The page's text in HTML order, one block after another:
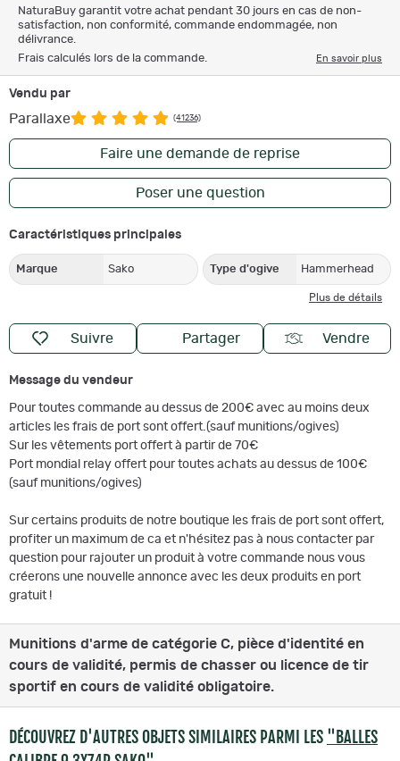
NaturaBuy garantit votre achat pendant 30 jours en cas de non-
satisfaction, non conformité, commande endommagée, non
délivrance.
Frais calculés lors de la commande.
En savoir plus
Vendu par
Parallaxe (41236)
Faire une demande de reprise
Poser une question
Caractéristiques principales
Marque Sako Type d'ogive Hammerhead
Plus de détails
Suivre Partager Vendre
Message du vendeur
Pour toutes commande au dessus de 200€ avec au moins deux
articles les frais de port sont offert.(sauf munitions/ogives)
Sur les vêtements port offert à partir de 70€
Port mondial relay offert pour toutes achats au dessus de 100€
(sauf munitions/ogives)
Sur certains produits de notre boutique les frais de port sont offert,
profiter un maximum de ca et n'hésitez pas à nous contacter par
question pour rajouter un produit à votre commande nous vous
créerons une nouvelle annonce avec les deux produits en port
gratuit !
Munitions d'arme de catégorie C, pièce d'identité en
cours de validité, permis de chasser ou licence de tir
sportif en cours de validité obligatoire.
DÉCOUVREZ D'AUTRES OBJETS SIMILAIRES PARMI LES "BALLES